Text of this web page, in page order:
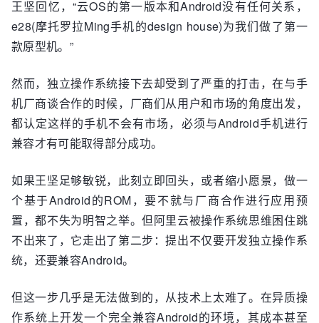
王坚回忆，“云OS的第一版本和Android没有任何关系，
e28(摩托罗拉Ming手机的design house)为我们做了第一
款原型机。”
然而，独立操作系统接下去却受到了严重的打击，在与手
机厂商谈合作的时候，厂商们从用户和市场的角度出发，
都认定这样的手机不会有市场，必须与Android手机进行
兼容才有可能取得部分成功。
如果王坚足够敏锐，此刻立即回头，或者缩小愿景，做一
个基于Android的ROM，要不就与厂商合作进行应用预
置，都不失为明智之举。但阿里云被操作系统思维困住跳
不出来了，它走出了第二步：提出不仅要开发独立操作系
统，还要兼容Android。
但这一步几乎是无法做到的，从技术上太难了。在异质操
作系统上开发一个完全兼容Android的环境，其成本甚至